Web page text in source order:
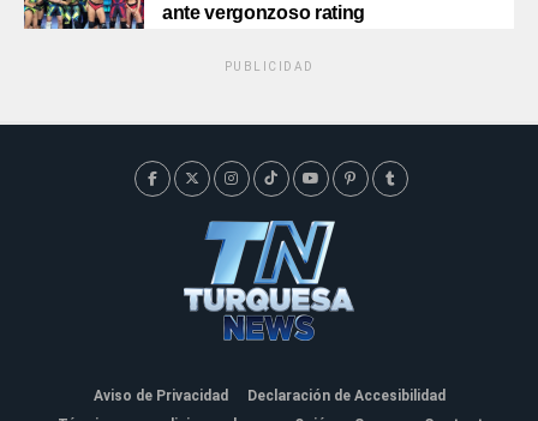
ante vergonzoso rating
PUBLICIDAD
Aviso de Privacidad
Declaración de Accesibilidad